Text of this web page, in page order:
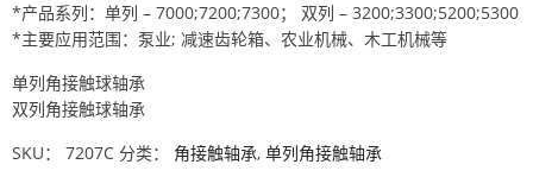
*产品系列：单列 – 7000;7200;7300； 双列 – 3200;3300;5200;5300
*主要应用范围：泵业; 减速齿轮箱、农业机械、木工机械等
单列角接触球轴承
双列角接触球轴承
SKU： 7207C 分类： 角接触轴承, 单列角接触轴承